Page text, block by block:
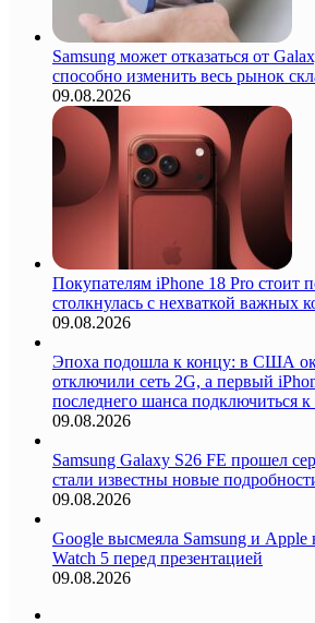
Samsung может отказаться от
способно изменить весь рынок
09.08.2026
Покупателям iPhone 18 Pro стоит
столкнулась с нехваткой важных
09.08.2026
Эпоха подошла к концу: в США
отключили сеть 2G, а первый
последнего шанса подключиться к
09.08.2026
Samsung Galaxy S26 FE прошел
стали известны новые
09.08.2026
Google высмеяла Samsung и Apple
Watch 5 перед презентацией
09.08.2026